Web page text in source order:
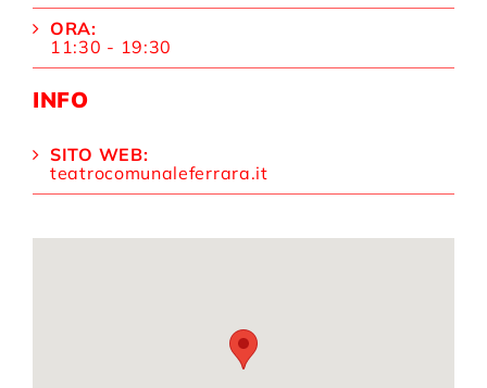
ORA:
11:30 - 19:30
INFO
SITO WEB:
teatrocomunaleferrara.it